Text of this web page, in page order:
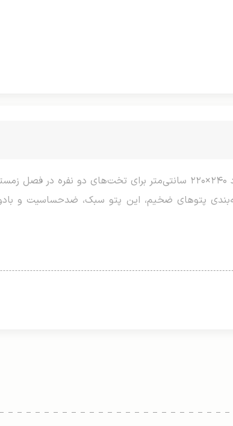
پتو ملک قلبی تک رنگ دو نفره، محصولی گرم و دو رو با ابعاد ۲۴۰×۲۲۰
پتوهای ضخیم، این پتو سبک، ضدحساسیت و